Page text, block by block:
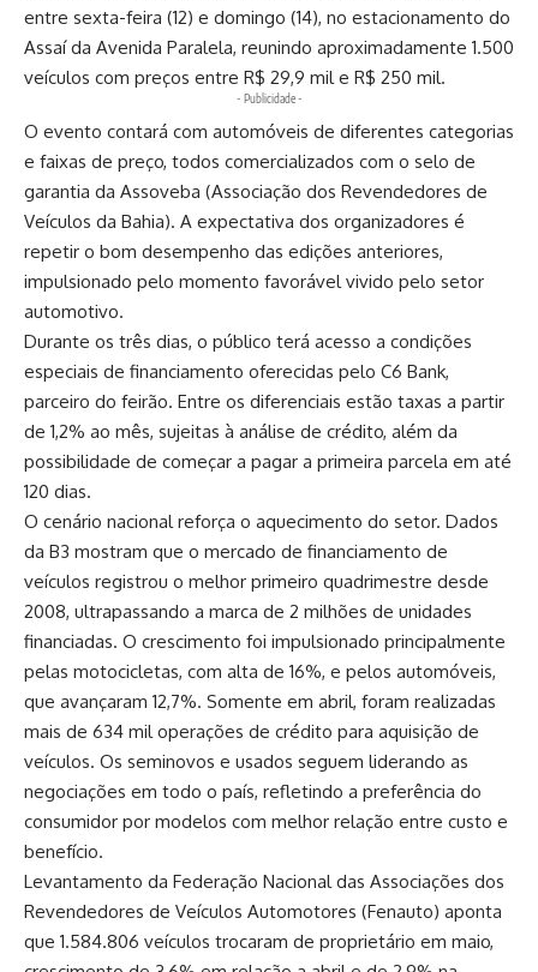
entre sexta-feira (12) e domingo (14), no estacionamento do
Assaí da Avenida Paralela, reunindo aproximadamente 1.500
veículos com preços entre R$ 29,9 mil e R$ 250 mil.
- Publicidade -
O evento contará com automóveis de diferentes categorias
e faixas de preço, todos comercializados com o selo de
garantia da Assoveba (Associação dos Revendedores de
Veículos da Bahia). A expectativa dos organizadores é
repetir o bom desempenho das edições anteriores,
impulsionado pelo momento favorável vivido pelo setor
automotivo.
Durante os três dias, o público terá acesso a condições
especiais de financiamento oferecidas pelo C6 Bank,
parceiro do feirão. Entre os diferenciais estão taxas a partir
de 1,2% ao mês, sujeitas à análise de crédito, além da
possibilidade de começar a pagar a primeira parcela em até
120 dias.
O cenário nacional reforça o aquecimento do setor. Dados
da B3 mostram que o mercado de financiamento de
veículos registrou o melhor primeiro quadrimestre desde
2008, ultrapassando a marca de 2 milhões de unidades
financiadas. O crescimento foi impulsionado principalmente
pelas motocicletas, com alta de 16%, e pelos automóveis,
que avançaram 12,7%. Somente em abril, foram realizadas
mais de 634 mil operações de crédito para aquisição de
veículos. Os seminovos e usados seguem liderando as
negociações em todo o país, refletindo a preferência do
consumidor por modelos com melhor relação entre custo e
benefício.
Levantamento da Federação Nacional das Associações dos
Revendedores de Veículos Automotores (Fenauto) aponta
que 1.584.806 veículos trocaram de proprietário em maio,